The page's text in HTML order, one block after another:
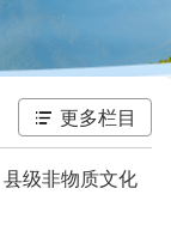
更多栏目
级非物质文化